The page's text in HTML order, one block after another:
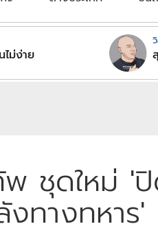
ไม่ง่าย
พ ชุดใหม่ '
ทางทหาร'